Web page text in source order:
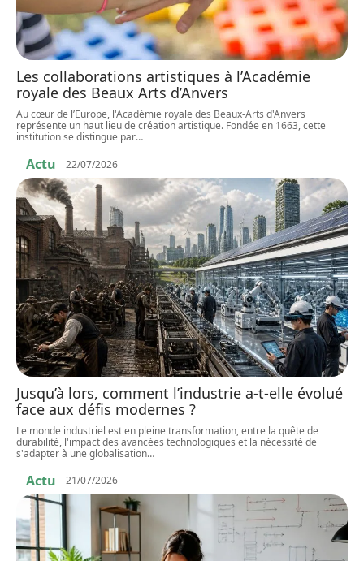
Les collaborations artistiques à l’Académie
royale des Beaux Arts d’Anvers
Au cœur de l’Europe, l'Académie royale des Beaux-Arts d'Anvers
représente un haut lieu de création artistique. Fondée en 1663, cette
institution se distingue par…
Actu 22/07/2026
Jusqu’à lors, comment l’industrie a-t-elle évolué
face aux défis modernes ?
Le monde industriel est en pleine transformation, entre la quête de
durabilité, l'impact des avancées technologiques et la nécessité de
s'adapter à une globalisation…
Actu 21/07/2026